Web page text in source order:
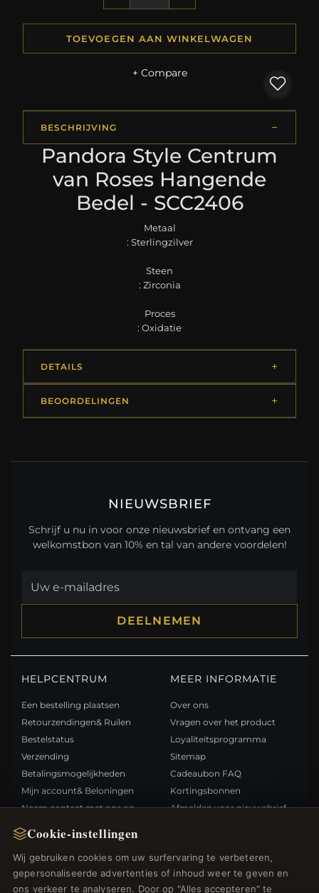
Cookie-instellingen
Wij gebruiken cookies om uw surfervaring te verbeteren,
gepersonaliseerde advertenties of inhoud weer te geven en
ons verkeer te analyseren. Door op "Alles accepteren" te
TOEVOEGEN AAN WINKELWAGEN
+ Compare
BESCHRIJVING
Pandora Style Centrum
van Roses Hangende
Bedel - SCC2406
Metaal
: Sterlingzilver
Steen
: Zirconia
Proces
: Oxidatie
DETAILS
BEOORDELINGEN
NIEUWSBRIEF
Schrijf u nu in voor onze nieuwsbrief en ontvang een
welkomstbon van 10% en tal van andere voordelen!
DEELNEMEN
HELPCENTRUM
Een bestelling plaatsen
Retourzendingen& Ruilen
Bestelstatus
Verzending
Betalingsmogelijkheden
Mijn account& Beloningen
Neem contact met ons op
MEER INFORMATIE
Over ons
Vragen over het product
Loyaliteitsprogramma
Sitemap
Cadeaubon FAQ
Kortingsbonnen
Afmelden voor nieuwsbrief
Nieuwe producten